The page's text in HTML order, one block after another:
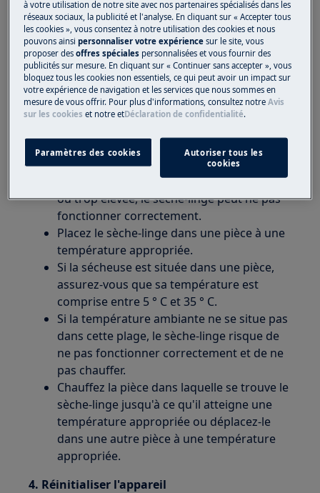
chaleur, vous pouvez souvent entendre des
bruits de souffle ou de bruit provenant de
l'appareil lorsqu'il s'arrête.
Si l'appareil n'est toujours pas chaud après
une heure de programme, nous vous
recommandons de faire appel à un
technicien de maintenance.
3. Vérifiez si la température ambiante est
comprise entre 5 ° C et 35 ° C.
Si la température ambiante est trop basse
ou trop élevée, le sèche-linge peut ne pas
fonctionner correctement.
Placez le sèche-linge dans une pièce à une
température appropriée.
Si la sécheuse est située dans une pièce,
assurez-vous que sa température est
comprise entre 5 ° C et 35 ° C.
Si la température ambiante ne se situe pas
dans cette plage, le sèche-linge risque de
ne pas fonctionner correctement et de ne
pas chauffer.
Chauffez la pièce dans laquelle se trouve le
sèche-linge jusqu'à ce qu'il atteigne une
température appropriée ou déplacez-le
dans une autre pièce à une température
appropriée.
4. Réinitialiser l'appareil
à votre utilisation de notre site avec nos partenaires spécialisés dans les
réseaux sociaux, la publicité et l'analyse. En cliquant sur « Accepter tous
les cookies », vous consentez à notre utilisation des cookies et nous
pouvons ainsipersonnaliser votre expériencesur le site, vous
proposer desoffres spéciales personnalisées et vous fournir des
publicités sur mesure. En cliquant sur « Continuer sans accepter », vous
bloquez tous les cookies non essentiels, ce qui peut avoir un impact sur
votre expérience de navigation et les services que nous sommes en
mesure de vous offrir. Pour plus d'informations, consultez notreAvis
sur les cookies et notreetDéclaration de confidentialité.
Paramètres des cookies
Autoriser tous les
cookies